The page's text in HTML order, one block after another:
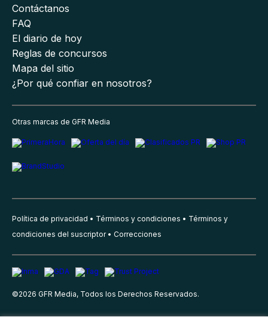
Contáctanos
FAQ
El diario de hoy
Reglas de concursos
Mapa del sitio
¿Por qué confiar en nosotros?
Otras marcas de GFR Media
Política de privacidad Términos y condiciones
Términos y
condiciones del suscriptor
Correcciones
©2026 GFR Media, Todos los Derechos Reservados.